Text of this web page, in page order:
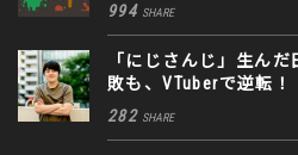
994 SHARE
「にじさんじ」生ん
敗も、VTuberで逆転！
282 SHARE